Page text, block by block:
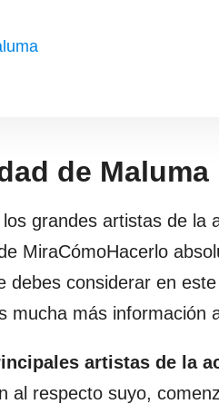
de Maluma
grandes artistas de la
MiraCómoHacerlo
debes considerar en
mucha más información
artistas de la
al respecto suyo,